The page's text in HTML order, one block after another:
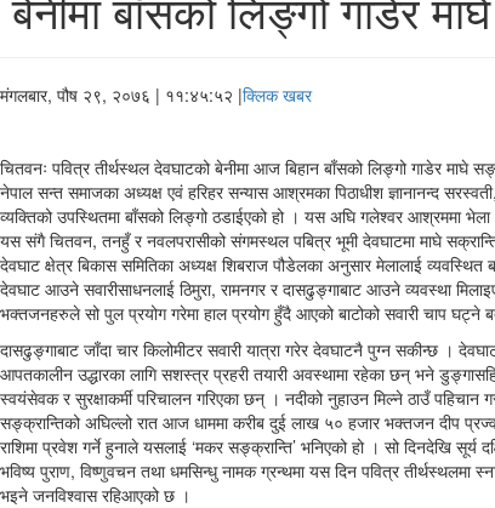
मंगलबार, पौष २९, २०७६ | ११:४५:५२ |क्लिक खबर
चितवनः पवित्र तीर्थस्थल देवघाटको बेनीमा आज बिहान बाँसको लिङ्गो गाडेर माघे
नेपाल सन्त समाजका अध्यक्ष एवं हरिहर सन्यास आश्रमका पिठाधीश ज्ञानानन्द
व्यक्तिको उपस्थितमा बाँसको लिङ्गो ठडाईएको हो । यस अघि गलेश्वर आश्रममा भेला
यस संगै चितवन, तनहुँ र नवलपरासीको संगमस्थल पबित्र भूमी देवघाटमा माघे
देवघाट क्षेत्र बिकास समितिका अध्यक्ष शिबराज पौडेलका अनुसार मेलालाई
देवघाट आउने सवारीसाधनलाई ठिमुरा, रामनगर र दासढुङ्गाबाट आउने व्यवस्था
भक्तजनहरुले सो पुल प्रयोग गरेमा हाल प्रयोग हुँदै आएको बाटोको सवारी चाप घट्ने
दासढुङ्गाबाट जाँदा चार किलोमीटर सवारी यात्रा गरेर देवघाटनै पुग्न सकीन्छ ।
आपतकालीन उद्धारका लागि सशस्त्र प्रहरी तयारी अवस्थामा रहेका छन् भने
स्वयंसेवक र सुरक्षाकर्मी परिचालन गरिएका छन् । नदीको नुहाउन मिल्ने ठाउँ पहिचान
सङ्क्रान्तिको अघिल्लो रात आज धाममा करीब दुई लाख ५० हजार भक्तजन दीप
राशिमा प्रवेश गर्ने हुनाले यसलाई ‘मकर सङ्क्रान्ति’ भनिएको हो । सो दिनदेखि सूर्य
भविष्य पुराण, विष्णुवचन तथा धमसिन्धु नामक ग्रन्थमा यस दिन पवित्र तीर्थस्थलमा
भइने जनविश्वास रहिआएको छ ।